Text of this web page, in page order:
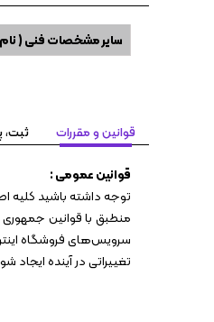
سایر مشخصات فنی (
قوانین و مقررات ثبت،
قوانین عمومی :
توجه داشته باشید کلیه
منطبق با قوانین جمهوری
سرویس‏‌های فروشگاه
تغییراتی در آینده